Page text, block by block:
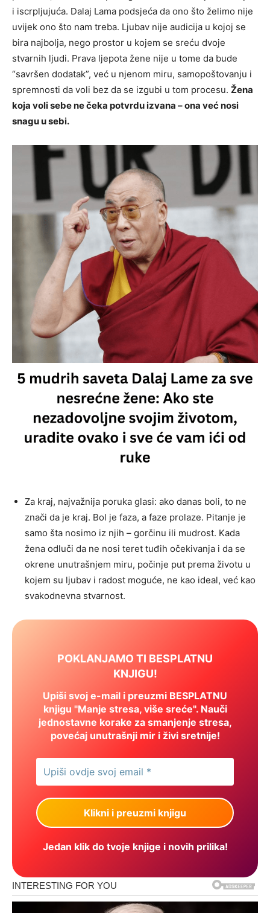
i iscrpljujuća. Dalaj Lama podsjeća da ono što želimo nije
uvijek ono što nam treba. Ljubav nije audicija u kojoj se
bira najbolja, nego prostor u kojem se sreću dvoje
stvarnih ljudi. Prava ljepota žene nije u tome da bude
“savršen dodatak”, već u njenom miru, samopoštovanju i
spremnosti da voli bez da se izgubi u tom procesu. Žena
koja voli sebe ne čeka potvrdu izvana – ona već nosi
snagu u sebi.
Za kraj, najvažnija poruka glasi: ako danas boli, to ne
znači da je kraj. Bol je faza, a faze prolaze. Pitanje je
samo šta nosimo iz njih – gorčinu ili mudrost. Kada
žena odluči da ne nosi teret tuđih očekivanja i da se
okrene unutrašnjem miru, počinje put prema životu u
kojem su ljubav i radost moguće, ne kao ideal, već kao
svakodnevna stvarnost.
POKLANJAMO TI BESPLATNU
KNJIGU!
Upiši svoj e-mail i preuzmi BESPLATNU
knjigu "Manje stresa, više sreće". Nauči
jednostavne korake za smanjenje stresa,
povećaj unutrašnji mir i živi sretnije!
Jedan klik do tvoje knjige i novih prilika!